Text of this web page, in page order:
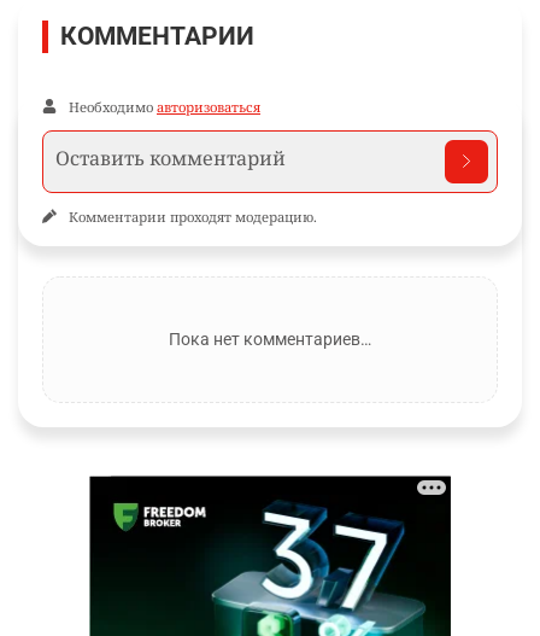
КОММЕНТАРИИ
Необходимо авторизоваться
Комментарии проходят модерацию.
Пока нет комментариев…